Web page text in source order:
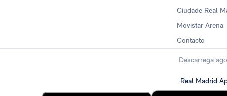
Ciudade Real
Movistar Arena
Contacto
Descarrega
Real Madrid